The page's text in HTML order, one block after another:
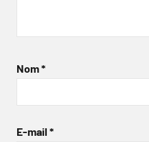
Nom*
E-mail *